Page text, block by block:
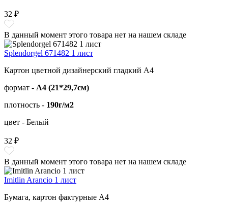
32 ₽
В данный момент этого товара нет на нашем складе
Splendorgel 671482 1 лист
Картон цветной дизайнерский гладкий А4
формат - А4 (21*29,7см)
плотность - 190г/м2
цвет - Белый
32 ₽
В данный момент этого товара нет на нашем складе
Imitlin Arancio 1 лист
Бумага, картон фактурные А4